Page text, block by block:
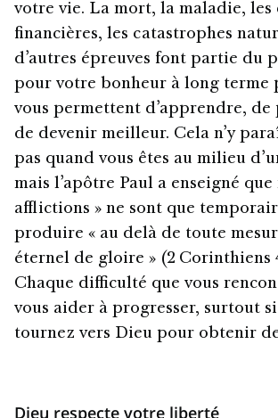
votre vie. La mort, la maladie, les
financières, les catastrophes
d’autres épreuves font partie du
pour votre bonheur à long terme
vous permettent d’apprendre, de
de devenir meilleur. Cela n’y
pas quand vous êtes au milieu
mais l’apôtre Paul a enseigné que
afflictions » ne sont que
produire « au delà de toute
éternel de gloire » (2 Corinthiens
Chaque difficulté que vous
vous aider à progresser, surtout si
tournez vers Dieu pour obtenir de
Dieu respecte votre liberté